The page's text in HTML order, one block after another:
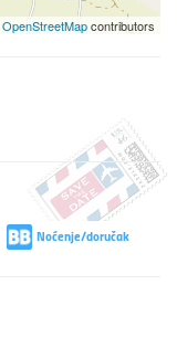
OpenStreetMapcontributors
Noćenje/doručak